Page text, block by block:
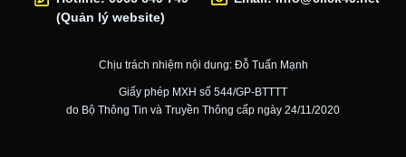
(Quản lý website)
Chịu trách nhiệm nội dung: Đỗ Tuấn Mạnh
Giấy phép MXH số 544/GP-BTTTT
do Bộ Thông Tin và Truyền Thông cấp ngày 24/11/2020